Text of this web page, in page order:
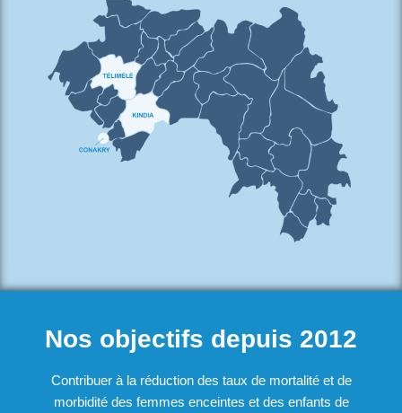
Nos objectifs depuis 2012
Contribuer à la réduction des taux de mortalité et de
morbidité des femmes enceintes et des enfants de